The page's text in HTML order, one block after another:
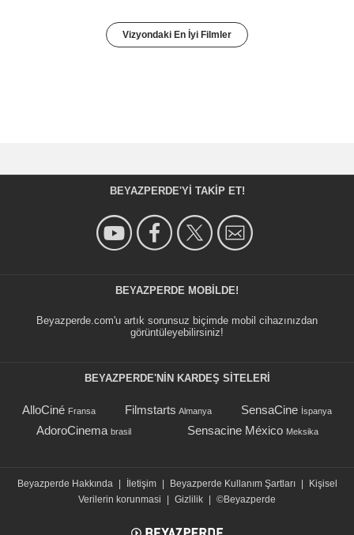
Vizyondaki En İyi Filmler
BEYAZPERDE'YI TAKIP ET!
BEYAZPERDE MOBILDE!
Beyazperde.com'u artık sorunsuz biçimde mobil cihazınızdan
görüntüleyebilirsiniz!
BEYAZPERDE'NIN KARDEŞ SİTELERİ
AlloCiné Fransa Filmstarts Almanya SensaCine İspanya
AdoroCinema brasil Sensacine México Meksika
Beyazperde Hakkında İletişim Beyazperde Kullanım Şartları
Kişisel
Verilerin korunmasi
Gizlilik ©Beyazperde